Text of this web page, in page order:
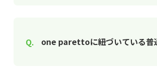
one parettoに紐づいている普